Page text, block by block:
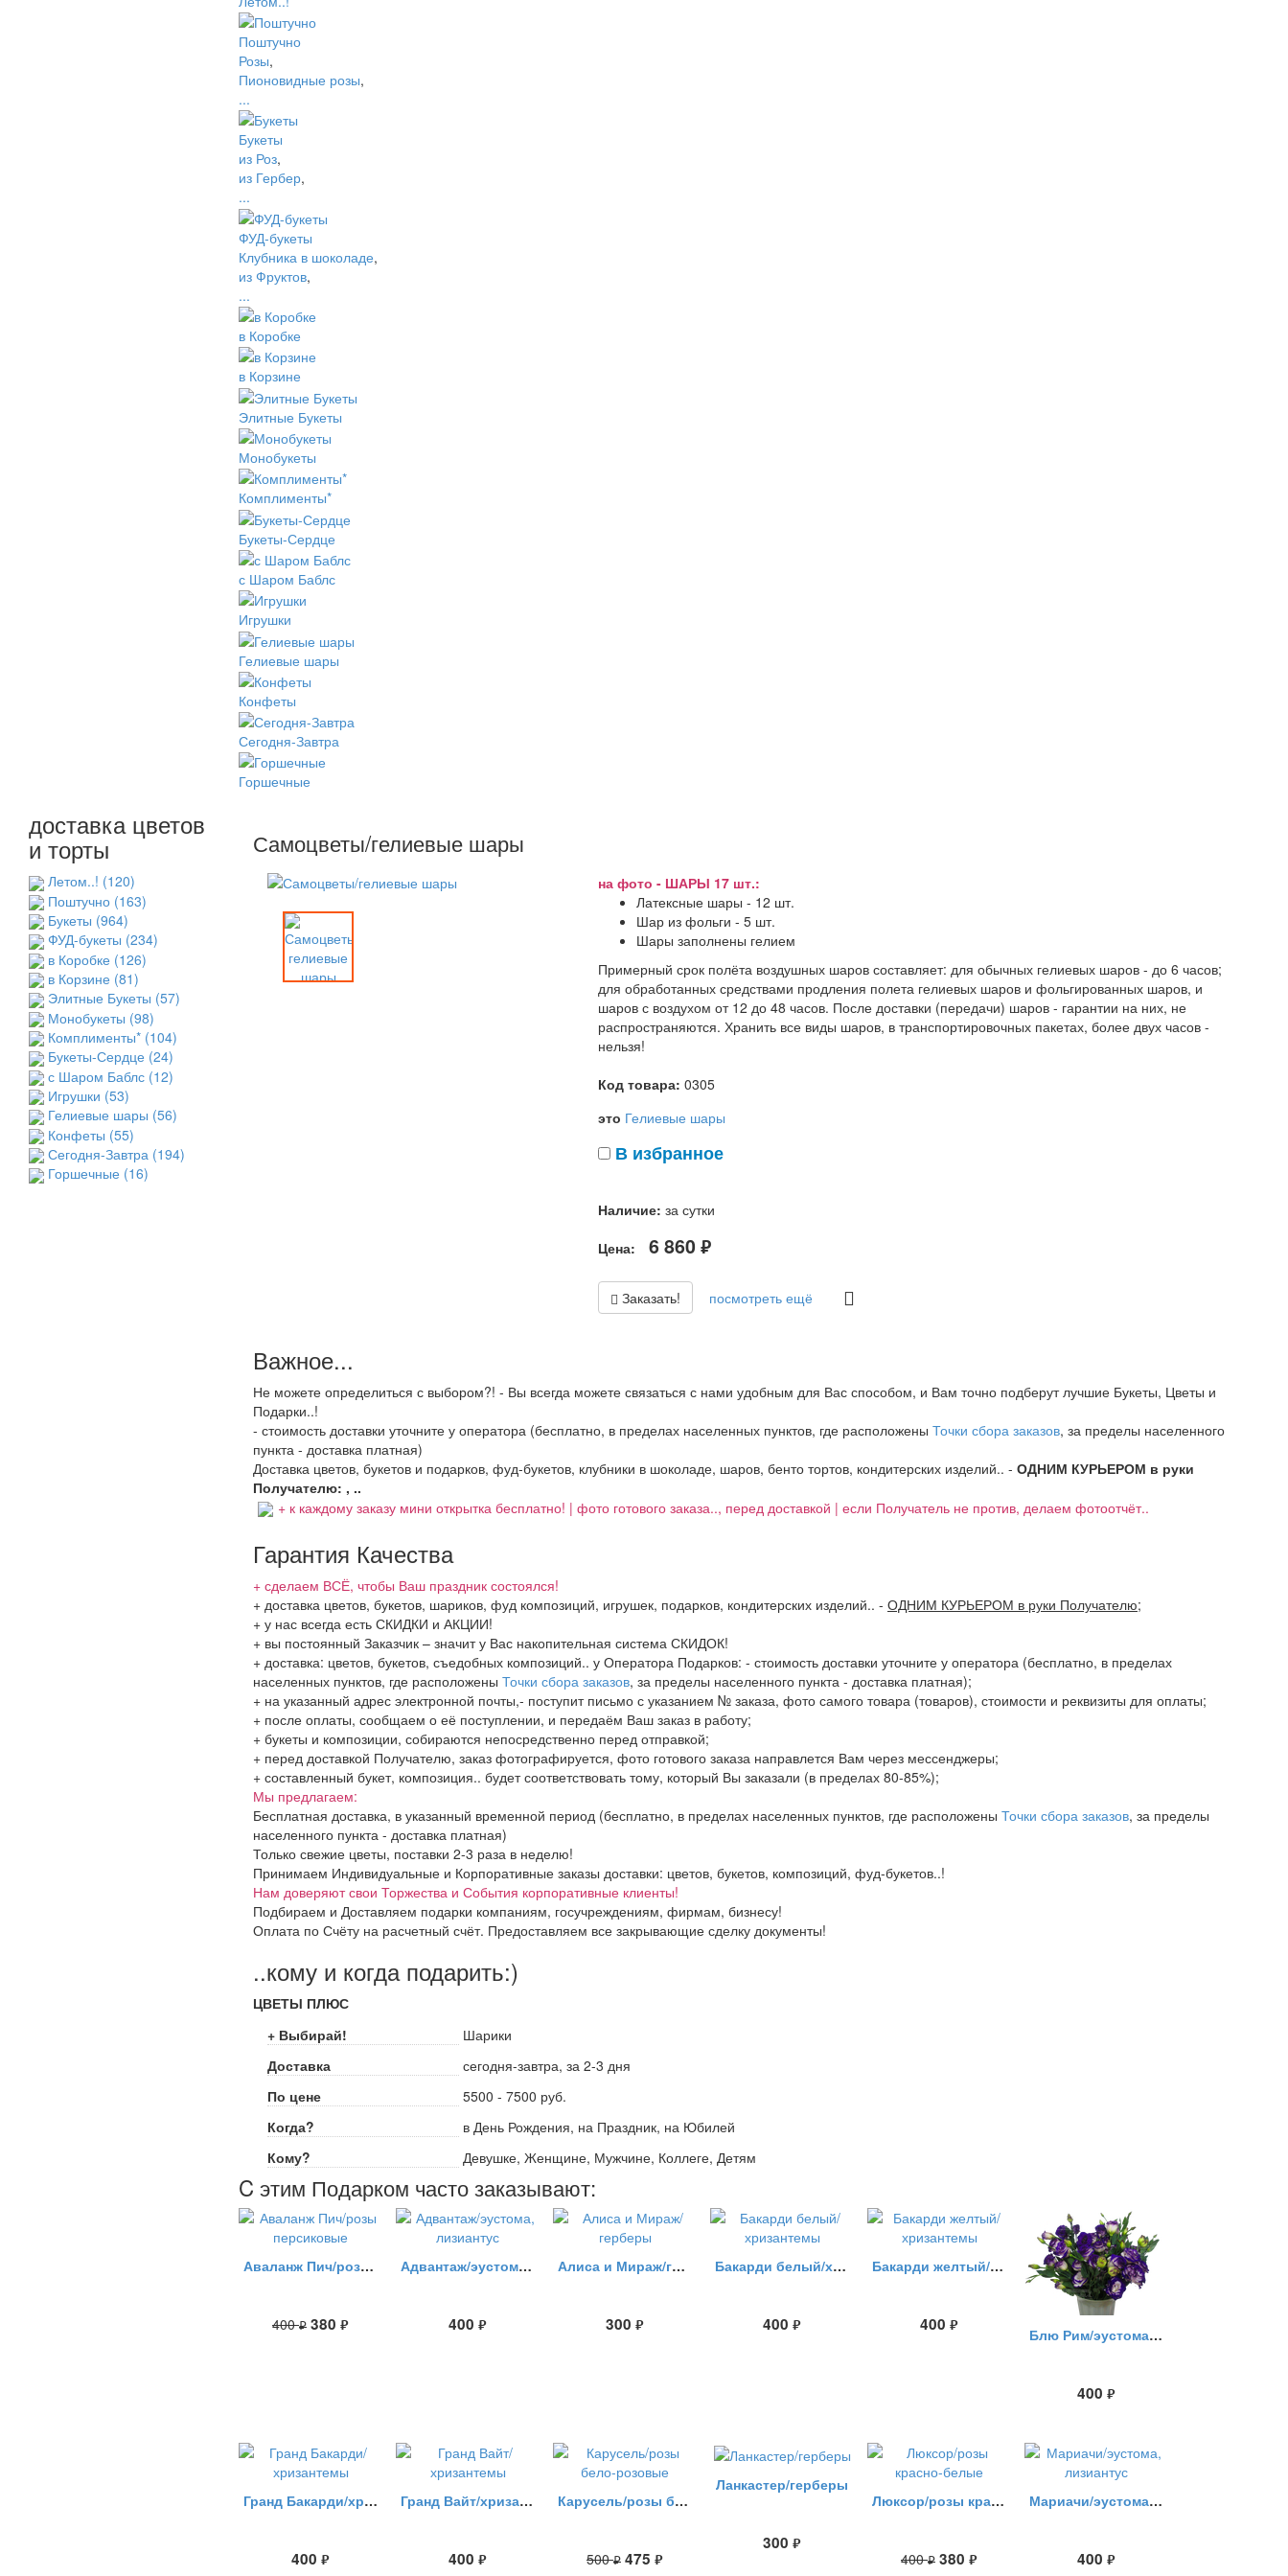
Поштучно
Розы,
Пионовидные розы,
...
Букеты
из Роз,
из Гербер,
...
ФУД-букеты
Клубника в шоколаде,
из Фруктов,
...
в Коробке
в Корзине
Элитные Букеты
Монобукеты
Комплименты*
Букеты-Сердце
с Шаром Баблс
Игрушки
Гелиевые шары
Конфеты
Сегодня-Завтра
Горшечные
доставка цветов
и торты
Летом..! (120)
Поштучно (163)
Букеты (964)
ФУД-букеты (234)
в Коробке (126)
в Корзине (81)
Элитные Букеты (57)
Монобукеты (98)
Комплименты* (104)
Букеты-Сердце (24)
с Шаром Баблс (12)
Игрушки (53)
Гелиевые шары (56)
Конфеты (55)
Сегодня-Завтра (194)
Горшечные (16)
Самоцветы/гелиевые шары
на фото - ШАРЫ 17 шт.:
Латексные шары - 12 шт.
Шар из фольги - 5 шт.
Шары заполнены гелием
Примерный срок полёта воздушных шаров составляет: для обычных гелиевых шаров - до 6 часов;
для обработанных средствами продления полета гелиевых шаров и фольгированных шаров, и
шаров с воздухом от 12 до 48 часов. После доставки (передачи) шаров - гарантии на них, не
распространяются. Хранить все виды шаров, в транспортировочных пакетах, более двух часов -
нельзя!
Код товара: 0305
это Гелиевые шары
В избранное
Наличие: за сутки
Цена:
6 860 руб.
Заказать! посмотреть ещё
Важное...
Не можете определиться с выбором?! - Вы всегда можете связаться с нами удобным для Вас способом, и Вам точно подберут лучшие Букеты, Цветы и
Подарки..!
- стоимость доставки уточните у оператора (бесплатно, в пределах населенных пунктов, где расположены Точки сбора заказов, за пределы населенного
пункта - доставка платная)
Доставка цветов, букетов и подарков, фуд-букетов, клубники в шоколаде, шаров, бенто тортов, кондитерских изделий.. - ОДНИМ КУРЬЕРОМ в руки
Получателю: , ..
+ к каждому заказу мини открытка бесплатно! | фото готового заказа.., перед доставкой | если Получатель не против, делаем фотоотчёт..
Гарантия Качества
+ сделаем ВСЁ, чтобы Ваш праздник состоялся!
+ доставка цветов, букетов, шариков, фуд композиций, игрушек, подарков, кондитерских изделий.. - ОДНИМ КУРЬЕРОМ в руки Получателю;
+ у нас всегда есть СКИДКИ и АКЦИИ!
+ вы постоянный Заказчик – значит у Вас накопительная система СКИДОК!
+ доставка: цветов, букетов, съедобных композиций.. у Оператора Подарков: - стоимость доставки уточните у оператора (бесплатно, в пределах
населенных пунктов, где расположены Точки сбора заказов, за пределы населенного пункта - доставка платная);
+ на указанный адрес электронной почты,- поступит письмо с указанием № заказа, фото самого товара (товаров), стоимости и реквизиты для оплаты;
+ после оплаты, сообщаем о её поступлении, и передаём Ваш заказ в работу;
+ букеты и композиции, собираются непосредственно перед отправкой;
+ перед доставкой Получателю, заказ фотографируется, фото готового заказа направлется Вам через мессенджеры;
+ составленный букет, композиция.. будет соответствовать тому, который Вы заказали (в пределах 80-85%);
Мы предлагаем:
Бесплатная доставка, в указанный временной период (бесплатно, в пределах населенных пунктов, где расположены Точки сбора заказов, за пределы
населенного пункта - доставка платная)
Только свежие цветы, поставки 2-3 раза в неделю!
Принимаем Индивидуальные и Корпоративные заказы доставки: цветов, букетов, композиций, фуд-букетов..!
Нам доверяют свои Торжества и События корпоративные клиенты!
Подбираем и Доставляем подарки компаниям, госучреждениям, фирмам, бизнесу!
Оплата по Счёту на расчетный счёт. Предоставляем все закрывающие сделку документы!
..кому и когда подарить:)
ЦВЕТЫ ПЛЮС
+ Выбирай!
Шарики
Доставка
сегодня-завтра, за 2-3 дня
По цене
5500 - 7500 руб.
Когда?
в День Рождения, на Праздник, на Юбилей
Кому?
Девушке, Женщине, Мужчине, Коллеге, Детям
C этим Подарком часто заказывают:
Аваланж Пич/розы персиковые
400руб. 380 руб.
Адвантаж/эустома, лизиантус
400 руб.
Алиса и Мираж/герберы
300 руб.
Бакарди белый/хризантемы
400 руб.
Бакарди желтый/хризантемы
400 руб.
Блю Рим/эустома, лизиантус
400 руб.
Гранд Бакарди/хризантемы
400 руб.
Гранд Вайт/хризантемы
400 руб.
Карусель/розы бело-розовые
500руб. 475 руб.
Ланкастер/герберы
300 руб.
Люксор/розы красно-белые
400руб. 380 руб.
Мариачи/эустома, лизиантус
400 руб.